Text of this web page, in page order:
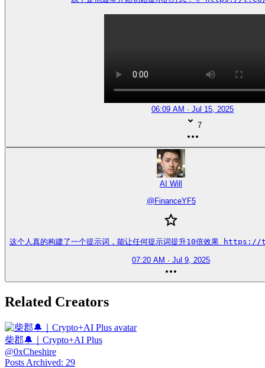
06:09 AM · Jul 15, 2025
7
AI Will
@ FinanceYF5
这个人真的构建了一个提示词，能让任何提示词提升10倍效果
07:20 AM · Jul 9, 2025
Related Creators
柴郡🔔｜Crypto+AI Plus
@0xCheshire
Posts Archived: 29